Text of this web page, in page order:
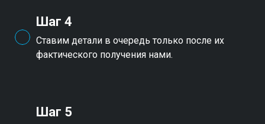
Шаг 4
Ставим детали в очередь только после их
фактического получения нами.
Шаг 5